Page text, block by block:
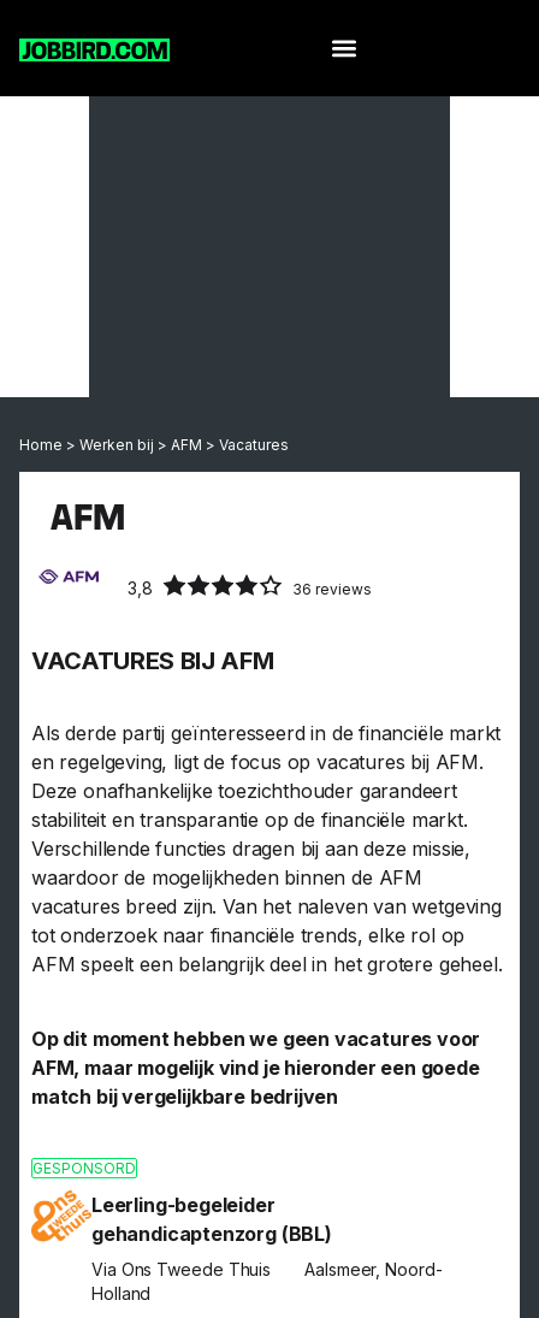
Home > Werken bij > AFM > Vacatures
3,8 36 reviews
AFM
VACATURES BIJ AFM
Als derde partij geïnteresseerd in de financiële markt
en regelgeving, ligt de focus op vacatures bij AFM.
Deze onafhankelijke toezichthouder garandeert
stabiliteit en transparantie op de financiële markt.
Verschillende functies dragen bij aan deze missie,
waardoor de mogelijkheden binnen de AFM
vacatures breed zijn. Van het naleven van wetgeving
tot onderzoek naar financiële trends, elke rol op
AFM speelt een belangrijk deel in het grotere geheel.
Op dit moment hebben we geen vacatures voor
AFM, maar mogelijk vind je hieronder een goede
match bij vergelijkbare bedrijven
GESPONSORD
Leerling-begeleider
gehandicaptenzorg (BBL)
Via Ons Tweede Thuis
Aalsmeer, Noord-
Holland